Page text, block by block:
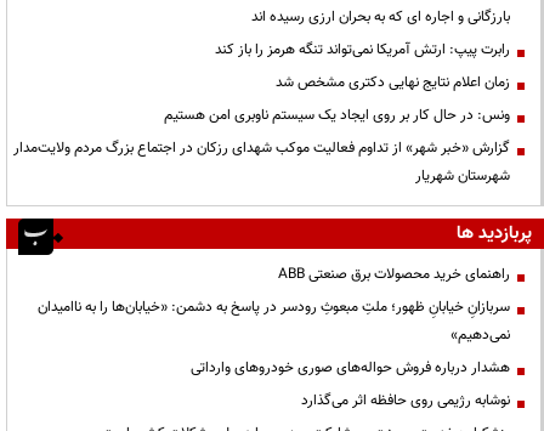
بارزگانی و اجاره ای که به بحران ارزی رسیده اند
رابرت پیپ: ارتش آمریکا نمی‌تواند تنگه هرمز را باز کند
زمان اعلام نتایج نهایی دکتری مشخص شد
ونس: در حال کار بر روی ایجاد یک سیستم ناوبری امن هستیم
گزارش «خبر شهر» از تداوم فعالیت موکب شهدای رزکان در اجتماع بزرگ مردم ولایت‌مدار
شهرستان شهریار
پربازدید ها
راهنمای خرید محصولات برق صنعتی ABB
سربازانِ خیابانِ ظهور؛ ملتِ مبعوثِ رودسر در پاسخ به دشمن: «خیابان‌ها را به ناامیدان
نمی‌دهیم»
هشدار درباره فروش حواله‌های صوری خودروهای وارداتی
نوشابه رژیمی روی حافظه اثر می‌گذارد